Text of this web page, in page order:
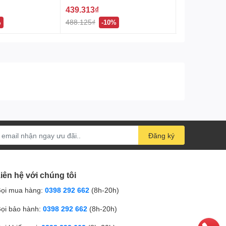
439.313₫
488.125₫ -10%
Đăng ký
hệ với chúng tôi
mua hàng: 0398 292 662 (8h-20h)
bảo hành: 0398 292 662 (8h-20h)